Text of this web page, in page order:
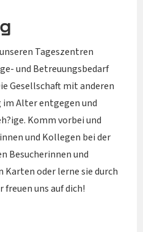
Tageszentren
und Betreuungsbedarf
Gesellschaft mit anderen
Alter entgegen und
Komm vorbei und
und Kollegen bei der
Besucherinnen und
Karten oder lerne sie durch
freuen uns auf dich!